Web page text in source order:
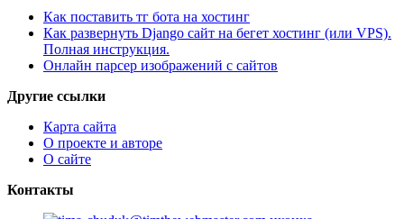
Как поставить тг бота на хостинг
Как развернуть Django сайт на бегет хостинг (или VPS).
Полная инструкция.
Онлайн парсер изображений с сайтов
Другие ссылки
Карта сайта
О проекте и авторе
О сайте
Контакты